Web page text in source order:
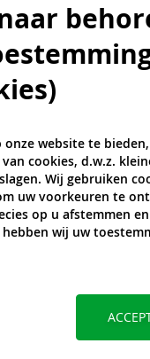
website te
cookies, d.w.z.
Wij gebruiken
uw voorkeuren te
op u afstemmen
wij uw